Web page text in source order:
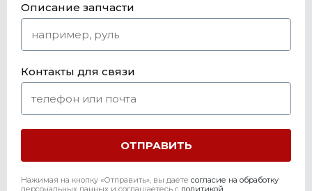
Описание запчасти
Контакты для связи
Нажимая на кнопку «Отправить», вы даете согласие на обработку
персональных данных и соглашаетесь c политикой